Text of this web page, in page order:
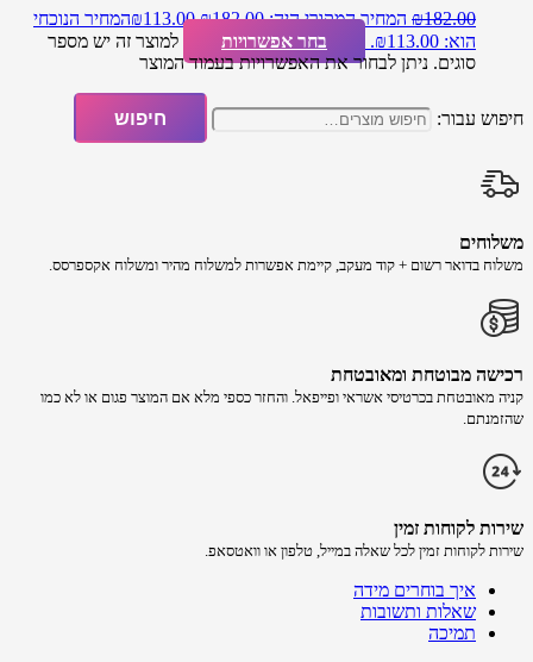
₪182.00 המחיר המקורי היה: ₪182.00. ₪113.00
המחיר הנוכחי
הוא: ₪113.00.
בחר אפשרויות
למוצר זה יש מספר
סוגים. ניתן לבחור את האפשרויות בעמוד המוצר
חיפוש עבור: חיפוש
משלוחים
משלוח​ ב​דואר רשום + קוד מעקב​​, קיימת אפשרות למשלוח מהיר​ ומשלוח אקספרסס.
רכישה​ מבוטחת ​ומאובטחת
קניה מאובטחת בכרטיסי אשראי ופייפאל. והחזר כספי מלא אם המוצר פגום או לא כמו
שהזמנתם.
שירות לקוחות זמין
שירות לקוחות זמין לכל שאלה במייל, טלפון או וואטסאפ.
איך בוחרים מידה
שאלות ותשובות
תמיכה